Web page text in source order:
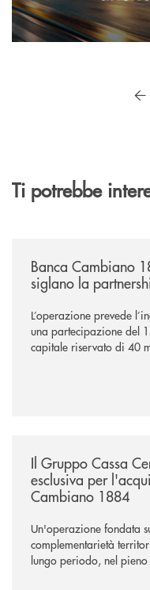
Ti potrebbe
Banca Cambiano
siglano la
L’operazione prevede
una partecipazione del
capitale riservato di 40
comuni e sulla
Il Gruppo Cassa
esclusiva per
Cambiano 1884
Un'operazione fondata
complementarietà
lungo periodo, nel